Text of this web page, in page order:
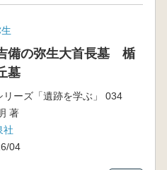
備の弥生大首長墓 楯
墓
リーズ「遺跡を学ぶ」 034
著
社
04